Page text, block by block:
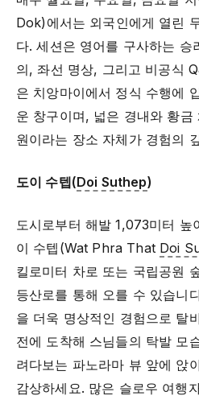
Dok)에서는 외국인에게 열린
다. 세션은 영어를 구사하는
의, 좌선 명상, 그리고 비공식
은 치앙마이에서 정식 수행에
운 창구이며, 넓은 경내와 황
원이라는 장소 자체가 경험의
도이 수텝(Doi Suthep)
도시로부터 해발 1,073미터 높
이 수텝(Wat Phra That Doi
킬로미터 차로 또는 국립공원
등산로를 통해 오를 수 있습니
을 더욱 명상적인 경험으로 탈
전에 도착해 스님들의 탁발 모
려다보는 파노라마 뷰 앞에 앉
감상하세요. 많은 슬로우 여행